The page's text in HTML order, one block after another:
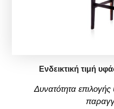
Ενδεικτική τιμή
Δυνατότητα